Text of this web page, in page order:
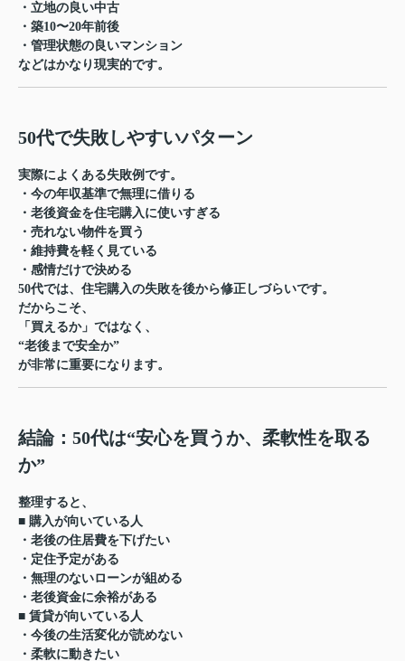
・立地の良い中古
・築10〜20年前後
・管理状態の良いマンション
などはかなり現実的です。
50代で失敗しやすいパターン
実際によくある失敗例です。
・今の年収基準で無理に借りる
・老後資金を住宅購入に使いすぎる
・売れない物件を買う
・維持費を軽く見ている
・感情だけで決める
50代では、住宅購入の失敗を後から修正しづらいです。
だからこそ、
「買えるか」ではなく、
“老後まで安全か”
が非常に重要になります。
結論：50代は“安心を買うか、柔軟性を取る
か”
整理すると、
■ 購入が向いている人
・老後の住居費を下げたい
・定住予定がある
・無理のないローンが組める
・老後資金に余裕がある
■ 賃貸が向いている人
・今後の生活変化が読めない
・柔軟に動きたい